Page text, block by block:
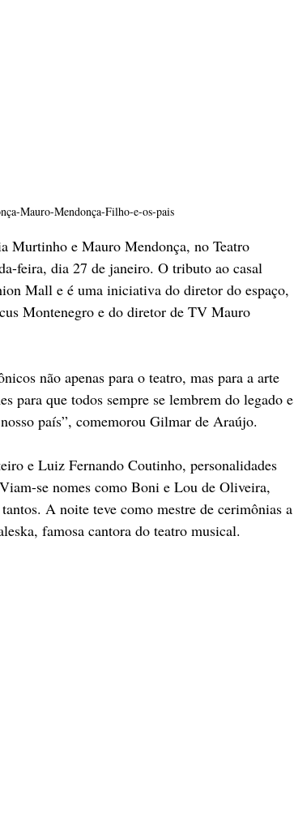
Mauro-Mendonça-Filho-e-os-pais
Murtinho e Mauro Mendonça, no Teatro
feira, dia 27 de janeiro. O tributo ao casal
Mall e é uma iniciativa do diretor do espaço,
Montenegro e do diretor de TV Mauro
não apenas para o teatro, mas para a arte
para que todos sempre se lembrem do legado e
país”, comemorou Gilmar de Araújo.
e Luiz Fernando Coutinho, personalidades
se nomes como Boni e Lou de Oliveira,
A noite teve como mestre de cerimônias a
famosa cantora do teatro musical.